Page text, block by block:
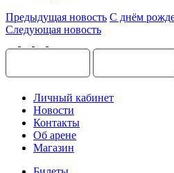
Предыдущая новость С днём
Следующая новость
Личный кабинет
Новости
Контакты
Об арене
Магазин